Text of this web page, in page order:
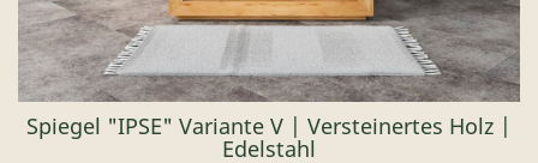
Spiegel "IPSE" Variante V | Versteinertes Holz |
Edelstahl